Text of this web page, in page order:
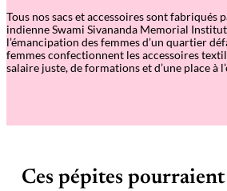
Tous nos sacs et accessoires sont fabriqués
indienne Swami Sivananda Memorial
l’émancipation des femmes d’un quartier
femmes confectionnent les accessoires
salaire juste, de formations et d’une place à
Ces pépites